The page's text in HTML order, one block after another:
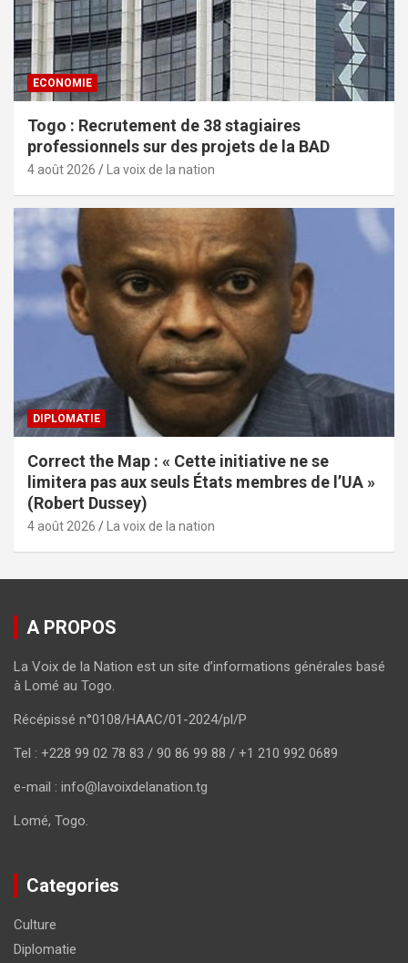
ECONOMIE
Togo : Recrutement de 38 stagiaires
professionnels sur des projets de la BAD
4 août 2026 La voix de la nation
DIPLOMATIE
Correct the Map : « Cette initiative ne se
limitera pas aux seuls États membres de l’UA »
(Robert Dussey)
4 août 2026 La voix de la nation
A PROPOS
La Voix de la Nation est un site d’informations générales basé
à Lomé au Togo.
Récépissé n°0108/HAAC/01-2024/pl/P
Tel : +228 99 02 78 83 / 90 86 99 88 / +1 210 992 0689
e-mail : info@lavoixdelanation.tg
Lomé, Togo.
Categories
Culture
Diplomatie